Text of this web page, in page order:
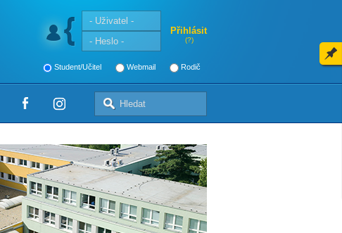
Přihlásit
(?)
Student/Učitel Webmail Rodič